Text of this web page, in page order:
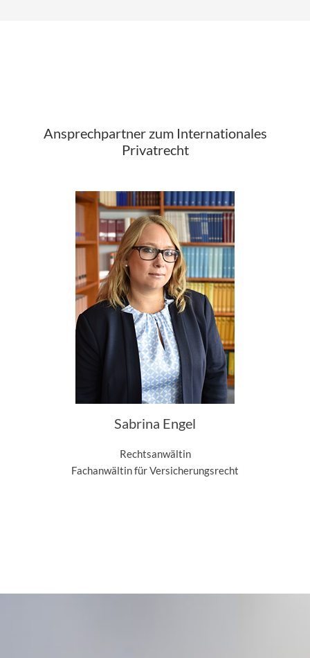
Ansprechpartner zum Internationales
Privatrecht
Sabrina Engel
Rechtsanwältin
Fachanwältin für Versicherungsrecht